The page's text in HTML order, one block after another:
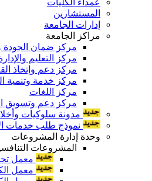
المستشارين
إدارات الجامعة
مراكز الجامعة
مركز ضمان الجودة
مركز التعليم
مركز دعم وإتخاذ
مركز خدمة وتنمية
مركز اللغات
مركز دعم وتسويق
مدونة سلوكيات
نموذج طلب خدمات
وحدة إدارة المشروعات
المشروعات
معمل
معمل